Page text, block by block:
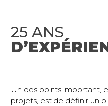
25 ANS
Un des points important,
projets, est de définir un